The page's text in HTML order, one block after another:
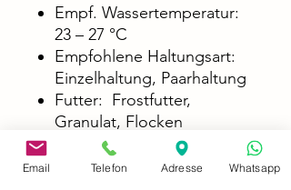
Empf. Wassertemperatur:
23 – 27 °C
Empfohlene Haltungsart:
Einzelhaltung, Paarhaltung
Futter: Frostfutter,
Granulat, Flocken
Email Telefon Adresse Whatsapp